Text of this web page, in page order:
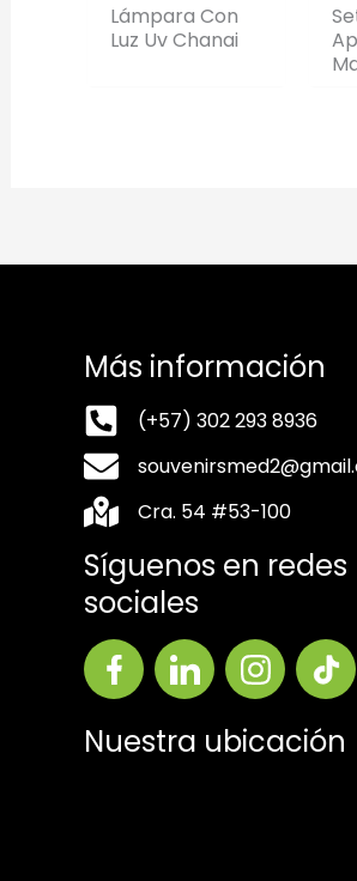
Lámpara Con
Luz Uv Chanai
Más información
(+57) 302 293 8936
Cra. 54 #53-100
Síguenos en redes
sociales
Nuestra ubicación